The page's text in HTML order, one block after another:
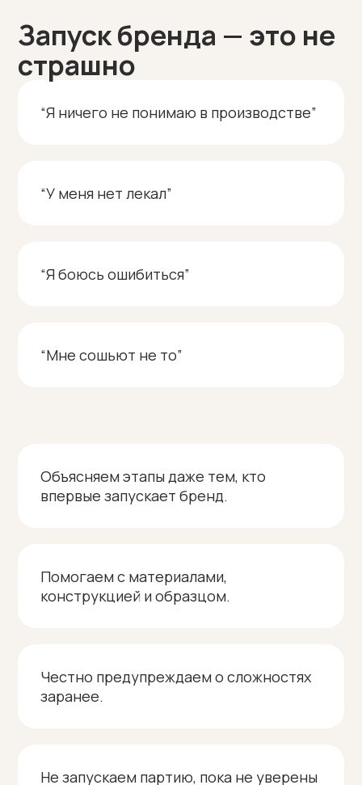
Запуск бренда — это не
страшно
“Я ничего не понимаю в производстве”
“У меня нет лекал”
“Я боюсь ошибиться”
“Мне сошьют не то”
Объясняем этапы даже тем, кто
впервые запускает бренд.
Помогаем с материалами,
конструкцией и образцом.
Честно предупреждаем о сложностях
заранее.
Не запускаем партию, пока не уверены